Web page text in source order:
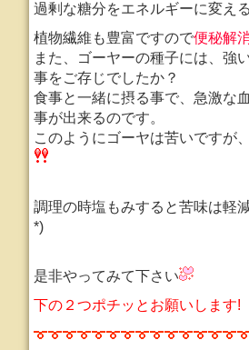
過剰な糖分をエネルギーに変え
植物繊維も豊富ですので便秘解
また、ゴーヤーの種子には、強
事をご存じでしたか？
食事と一緒に摂る事で、急激な
事が出来るのです。
このようにゴーヤは苦いですが
調理の時塩もみすると苦味は軽
*)
是非やってみて下さい
下の２つポチッとお願いします!